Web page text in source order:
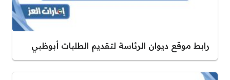
رابط موقع ديوان الرئاسة لتقديم الطلبات أبوظبي